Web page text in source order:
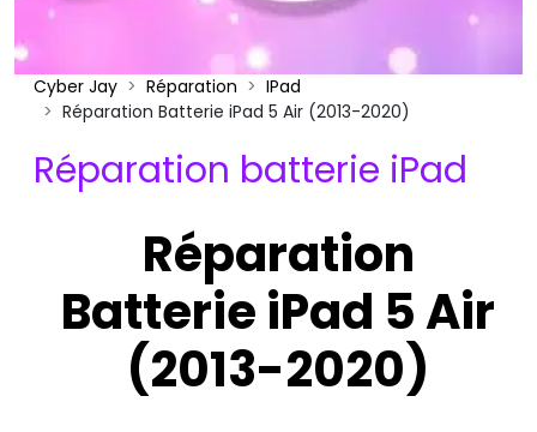
Cyber Jay Réparation
IPad
Réparation Batterie iPad 5 Air (2013-2020)
Réparation batterie iPad
Réparation
Batterie iPad 5 Air
(2013-2020)